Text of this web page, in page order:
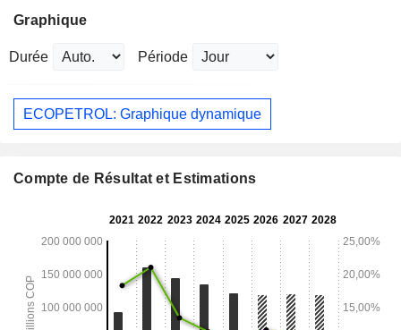
Graphique
Durée Période
ECOPETROL: Graphique dynamique
Compte de Résultat et Estimations